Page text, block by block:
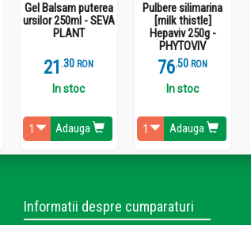
Gel Balsam puterea
ursilor 250ml - SEVA
PLANT
21 .3 RON
In stoc
Adauga
Pulbere silimarina
[milk thistle]
Hepaviv 250g -
PHYTOVIV
76.5 RON
In stoc
Adauga
Informatii despre cumparaturi